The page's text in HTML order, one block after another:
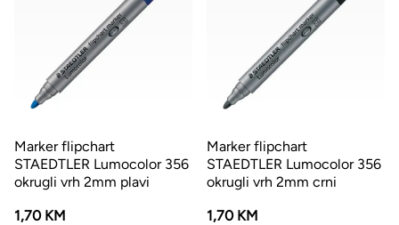
Marker flipchart
STAEDTLER Lumocolor 356
okrugli vrh 2mm plavi
1,70 KM
Marker flipchart
STAEDTLER Lumocolor 356
okrugli vrh 2mm crni
1,70 KM